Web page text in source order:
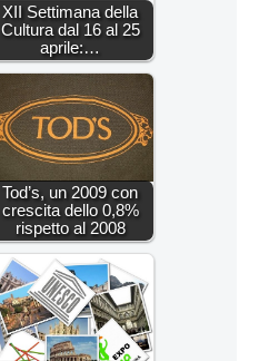
XII Settimana della
Cultura dal 16 al 25
aprile:…
Tod’s, un 2009 con
crescita dello 0,8%
rispetto al 2008